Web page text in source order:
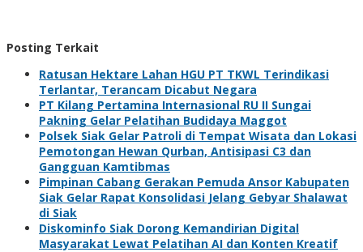
Posting Terkait
Ratusan Hektare Lahan HGU PT TKWL Terindikasi
Terlantar, Terancam Dicabut Negara
PT Kilang Pertamina Internasional RU II Sungai
Pakning Gelar Pelatihan Budidaya Maggot
Polsek Siak Gelar Patroli di Tempat Wisata dan Lokasi
Pemotongan Hewan Qurban, Antisipasi C3 dan
Gangguan Kamtibmas
Pimpinan Cabang Gerakan Pemuda Ansor Kabupaten
Siak Gelar Rapat Konsolidasi Jelang Gebyar Shalawat
di Siak
Diskominfo Siak Dorong Kemandirian Digital
Masyarakat Lewat Pelatihan AI dan Konten Kreatif